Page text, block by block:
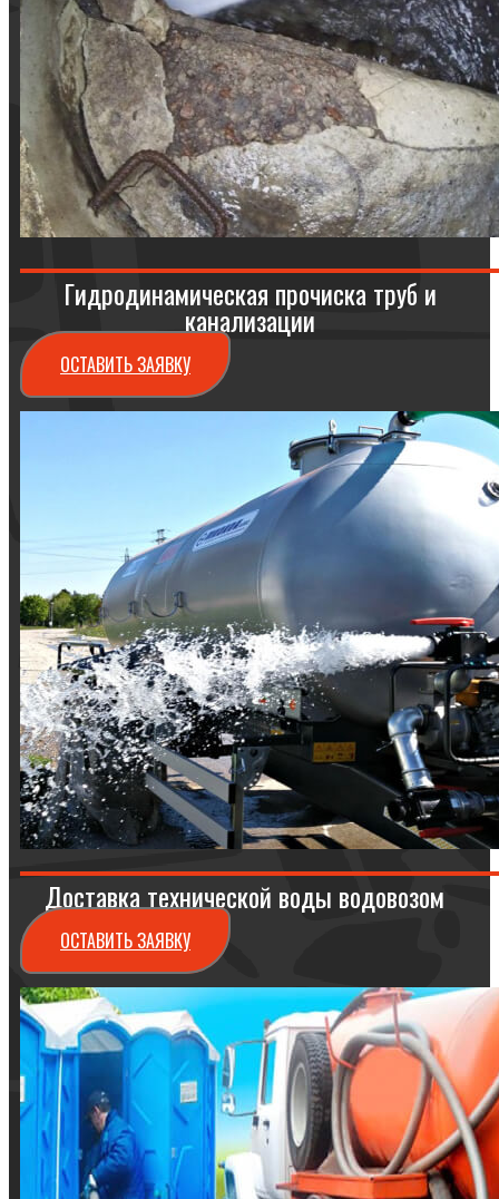
Гидродинамическая прочиска труб и
канализации
ОСТАВИТЬ ЗАЯВКУ
Доставка технической воды водовозом
ОСТАВИТЬ ЗАЯВКУ